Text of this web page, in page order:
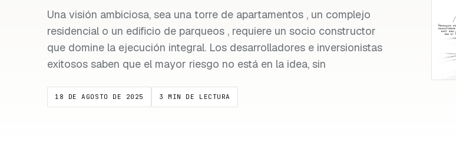
Una visión ambiciosa, sea una torre de apartamentos , un complejo
residencial o un edificio de parqueos , requiere un socio constructor
que domine la ejecución integral. Los desarrolladores e inversionistas
exitosos saben que el mayor riesgo no está en la idea, sin
18 DE AGOSTO DE 2025 3 MIN DE LECTURA